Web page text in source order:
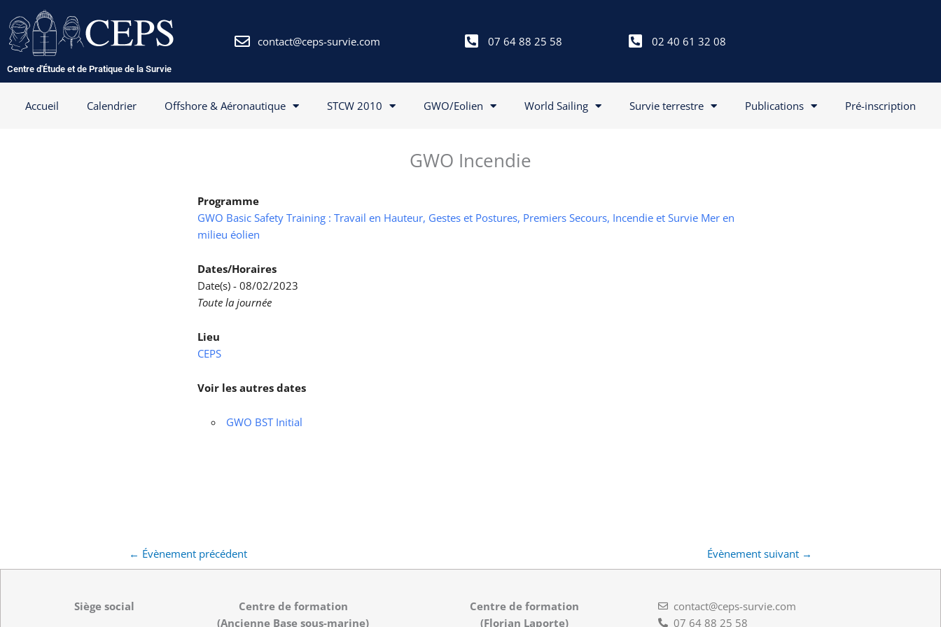
au
contenu
Centre d'Étude et de Pratique de la Survie
contact@ceps-survie.com 07 64 88 25 58 02 40 61 32 08
Accueil Calendrier Offshore & Aéronautique STCW 2010 GWO/Eolien World Sailing Survie terrestre Publications Pré-inscription
GWO Incendie
Programme
GWO Basic Safety Training : Travail en Hauteur, Gestes et Postures, Premiers Secours, Incendie et Survie Mer en
milieu éolien
Dates/Horaires
Date(s) - 08/02/2023
Toute la journée
Lieu
CEPS
Voir les autres dates
GWO BST Initial
← Évènement précédent Évènement suivant →
Siège social
Centre de formation
(Ancienne Base sous-marine)
Centre de formation
(Florian Laporte)
contact@ceps-survie.com
07 64 88 25 58